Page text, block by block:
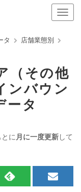
ナ
ビ
ョ
ン
の
り
る
タ
店舗業態別
（その他
ンバウン
ータ
に月に一度更新して
RSS
メ